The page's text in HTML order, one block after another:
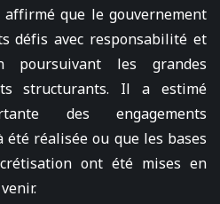
que le gouvernement
défis avec responsabilité et
poursuivant les grandes
structurants. Il a estimé
des engagements
réalisée ou que les bases
ont été mises en